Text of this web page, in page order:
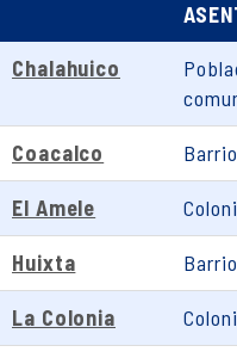
Chalahuico
Coacalco Barrio
El Amele
Huixta Barrio
La Colonia